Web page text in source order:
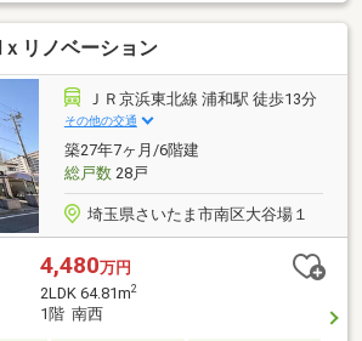
無垢フローリング、珪藻土・エコカラット
を通して快適な室内環境・バルコニーに
ーニング・グリーンカーテン設備付き。
グやお掃除にも便利・食洗機・浴室乾燥機
状態も良好で、 駐車場有（要確認）。・
、スギ薬局、セブン-イレブン、公園、 小
5分圏内の便利な住環境
リノベーション
ＪＲ京浜東北線 浦和駅 徒歩13分
その他の交通
築27年7ヶ月/6階建
総戸数28戸
埼玉県さいたま市南区大谷場１
4,480万円
2LDK 64.81m2
1階 南西